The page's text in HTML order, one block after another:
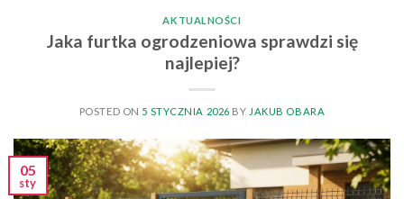
AKTUALNOŚCI
Jaka furtka ogrodzeniowa sprawdzi się
najlepiej?
POSTED ON 5 STYCZNIA 2026 BY JAKUB OBARA
05
sty